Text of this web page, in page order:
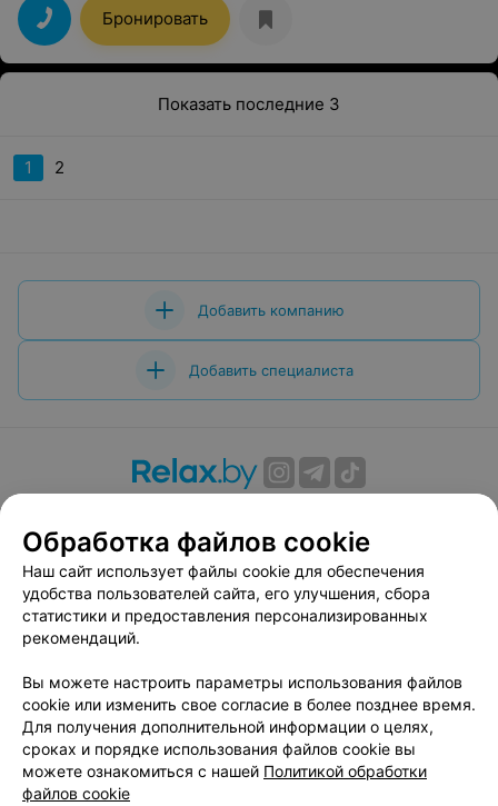
Бронировать
Показать последние 3
1 2
Добавить компанию
Добавить специалиста
Вакансии
Публичный договор
Способы оплаты
Публичный договор по использованию сервиса
«Афиша»
Пользовательское соглашение
Связаться по вопросам сотрудничества
Написать руководителю relax.by
Персональные настройки cookie
Обработка персональных данных
Обработка файлов cookie
Наш сайт использует файлы cookie для обеспечения
удобства пользователей сайта, его улучшения, сбора
статистики и предоставления персонализированных
рекомендаций.
Вы можете настроить параметры использования файлов
cookie или изменить свое согласие в более позднее время.
Для получения дополнительной информации о целях,
сроках и порядке использования файлов cookie вы
можете ознакомиться с нашей Политикой обработки
файлов cookie